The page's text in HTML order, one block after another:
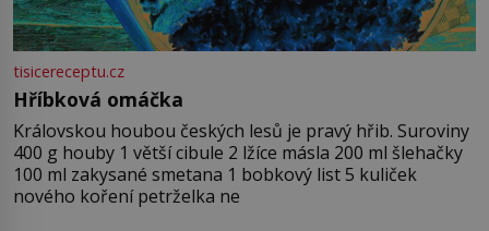
tisicereceptu.cz
Hříbková omáčka
Královskou houbou českých lesů je pravý hřib. Suroviny
400 g houby 1 větší cibule 2 lžíce másla 200 ml šlehačky
100 ml zakysané smetana 1 bobkový list 5 kuliček
nového koření petrželka ne